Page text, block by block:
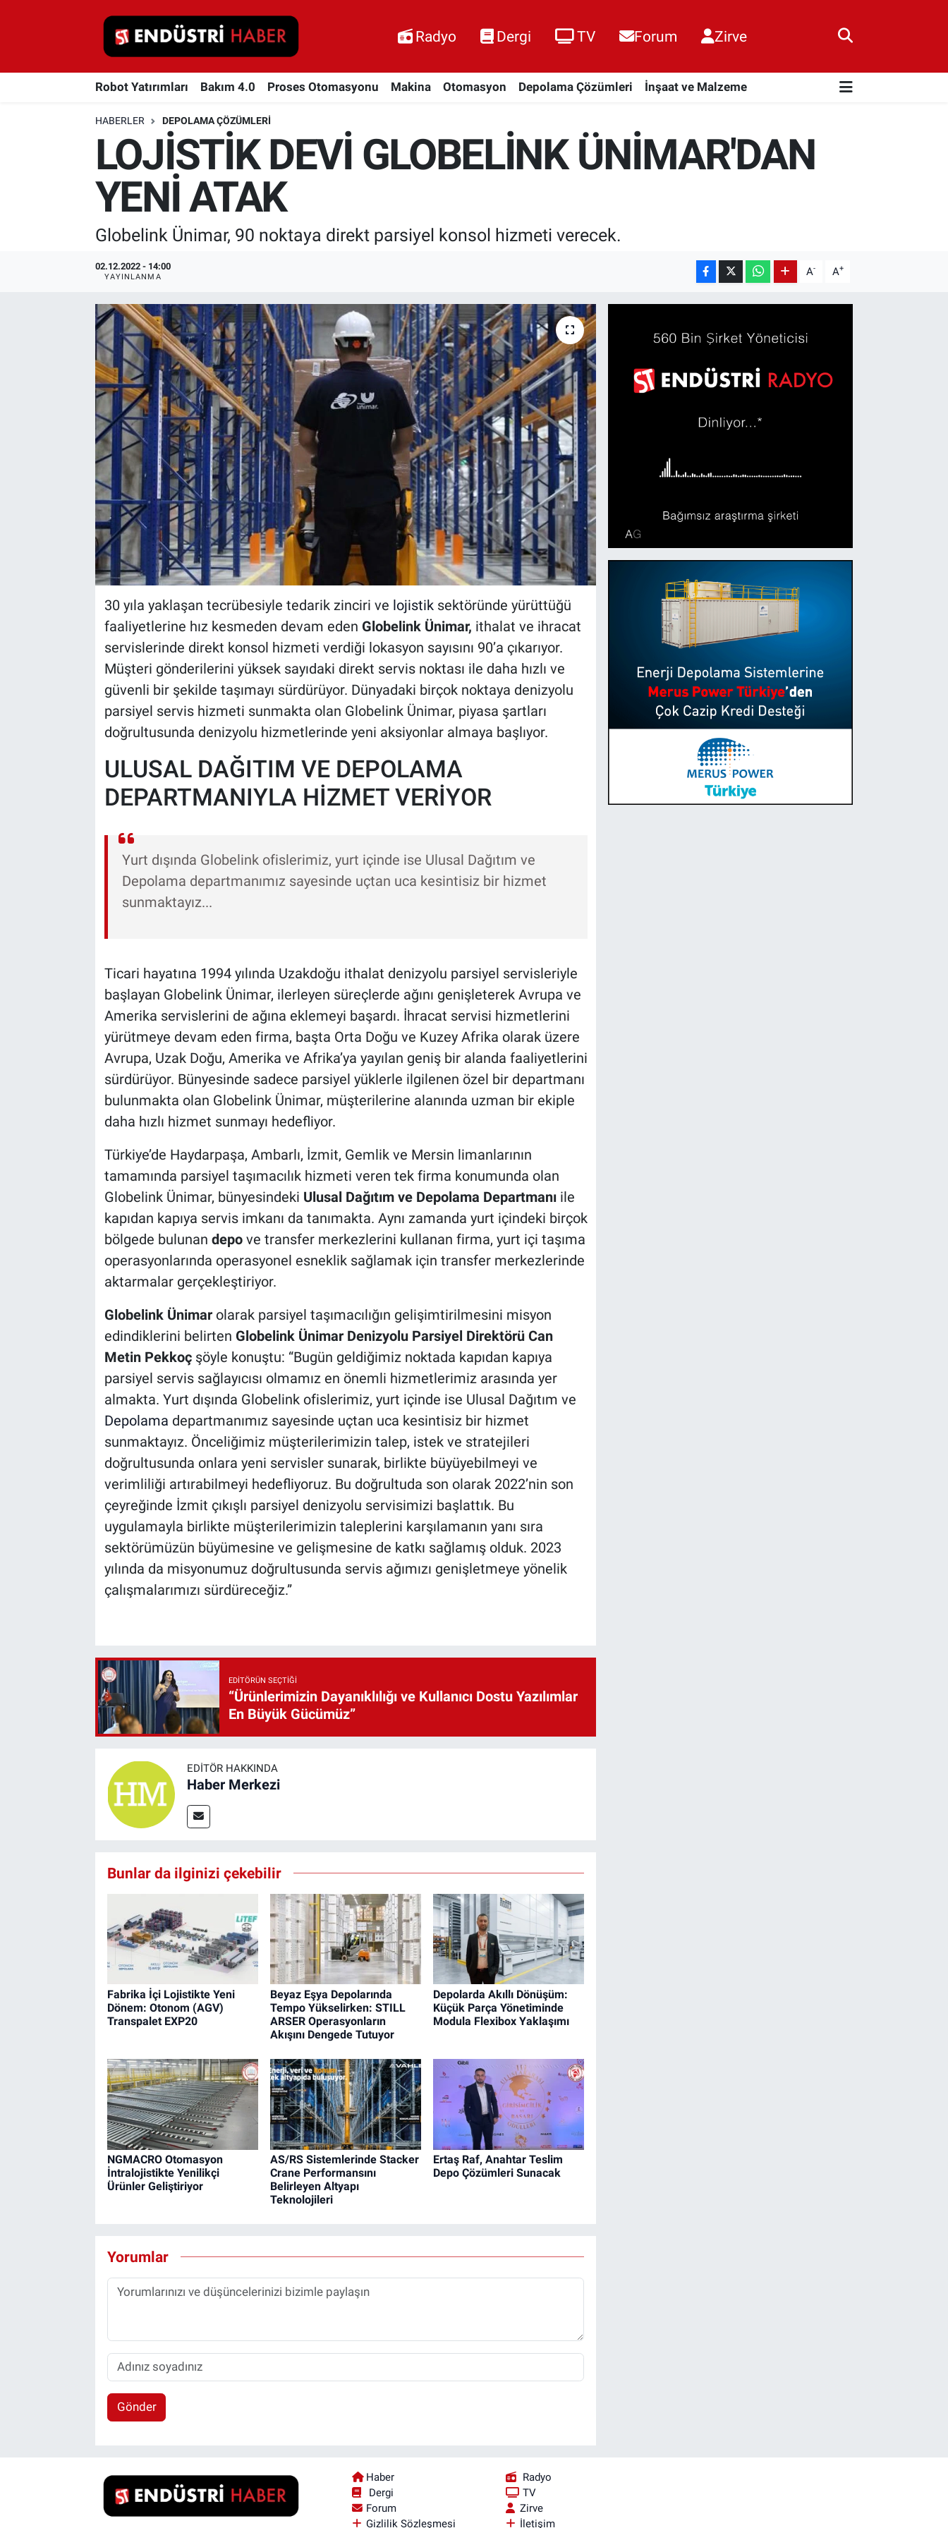
Radyo Dergi TV Forum Zirve
Robot Yatırımları Bakım 4.0 Proses Otomasyonu Makina Otomasyon Depolama Çözümleri İnşaat ve Malzeme
HABERLER DEPOLAMA ÇÖZÜMLERI
LOJİSTİK DEVİ GLOBELİNK ÜNİMAR'DAN
YENİ ATAK
Globelink Ünimar, 90 noktaya direkt parsiyel konsol hizmeti verecek.
02.12.2022 - 14:00
YAYINLANMA A- A+
30 yıla yaklaşan tecrübesiyle tedarik zinciri ve lojistiksektöründe yürüttüğü
faaliyetlerine hız kesmeden devam eden Globelink Ünimar, ithalat ve ihracat
servislerinde direkt konsol hizmeti verdiği lokasyon sayısını 90’a çıkarıyor.
Müşteri gönderilerini yüksek sayıdaki direkt servis noktası ile daha hızlı ve
güvenli bir şekilde taşımayı sürdürüyor. Dünyadaki birçok noktaya denizyolu
parsiyel servis hizmeti sunmakta olan Globelink Ünimar, piyasa şartları
doğrultusunda denizyolu hizmetlerinde yeni aksiyonlar almaya başlıyor.
ULUSAL DAĞITIM VE DEPOLAMA
DEPARTMANIYLA HİZMET VERİYOR
Yurt dışında Globelink ofislerimiz, yurt içinde ise Ulusal Dağıtım ve
Depolama departmanımız sayesinde uçtan uca kesintisiz bir hizmet
sunmaktayız...
Ticari hayatına 1994 yılında Uzakdoğu ithalat denizyolu parsiyel servisleriyle
başlayan Globelink Ünimar, ilerleyen süreçlerde ağını genişleterek Avrupa ve
Amerika servislerini de ağına eklemeyi başardı. İhracat servisi hizmetlerini
yürütmeye devam eden firma, başta Orta Doğu ve Kuzey Afrika olarak üzere
Avrupa, Uzak Doğu, Amerika ve Afrika’ya yayılan geniş bir alanda faaliyetlerini
sürdürüyor. Bünyesinde sadece parsiyel yüklerle ilgilenen özel bir departmanı
bulunmakta olan Globelink Ünimar, müşterilerine alanında uzman bir ekiple
daha hızlı hizmet sunmayı hedefliyor.
Türkiye’de Haydarpaşa, Ambarlı, İzmit, Gemlik ve Mersin limanlarının
tamamında parsiyel taşımacılık hizmeti veren tek firma konumunda olan
Globelink Ünimar, bünyesindeki Ulusal Dağıtım ve Depolama Departmanıile
kapıdan kapıya servis imkanı da tanımakta. Aynı zamanda yurt içindeki birçok
bölgede bulunan depo ve transfer merkezlerini kullanan firma, yurt içi taşıma
operasyonlarında operasyonel esneklik sağlamak için transfer merkezlerinde
aktarmalar gerçekleştiriyor.
Globelink Ünimarolarak parsiyel taşımacılığın gelişimtirilmesini misyon
edindiklerini belirten Globelink Ünimar Denizyolu Parsiyel Direktörü Can
Metin Pekkoç şöyle konuştu: “Bugün geldiğimiz noktada kapıdan kapıya
parsiyel servis sağlayıcısı olmamız en önemli hizmetlerimiz arasında yer
almakta. Yurt dışında Globelink ofislerimiz, yurt içinde ise Ulusal Dağıtım ve
Depolama departmanımız sayesinde uçtan uca kesintisiz bir hizmet
sunmaktayız. Önceliğimiz müşterilerimizin talep, istek ve stratejileri
doğrultusunda onlara yeni servisler sunarak, birlikte büyüyebilmeyi ve
verimliliği artırabilmeyi hedefliyoruz. Bu doğrultuda son olarak 2022’nin son
çeyreğinde İzmit çıkışlı parsiyel denizyolu servisimizi başlattık. Bu
uygulamayla birlikte müşterilerimizin taleplerini karşılamanın yanı sıra
sektörümüzün büyümesine ve gelişmesine de katkı sağlamış olduk. 2023
yılında da misyonumuz doğrultusunda servis ağımızı genişletmeye yönelik
çalışmalarımızı sürdüreceğiz.”
EDITÖRÜN SEÇTIĞI
“Ürünlerimizin Dayanıklılığı ve Kullanıcı Dostu Yazılımlar
En Büyük Gücümüz”
EDITÖR HAKKINDA
Haber Merkezi
Bunlar da ilginizi çekebilir
Fabrika İçi Lojistikte Yeni
Dönem: Otonom (AGV)
Transpalet EXP20
Beyaz Eşya Depolarında
Tempo Yükselirken: STILL
ARSER Operasyonların
Akışını Dengede Tutuyor
Depolarda Akıllı Dönüşüm:
Küçük Parça Yönetiminde
Modula Flexibox Yaklaşımı
NGMACRO Otomasyon
İntralojistikte Yenilikçi
Ürünler Geliştiriyor
AS/RS Sistemlerinde Stacker
Crane Performansını
Belirleyen Altyapı
Teknolojileri
Ertaş Raf, Anahtar Teslim
Depo Çözümleri Sunacak
Yorumlar
Gönder
Haber
Radyo
Dergi
TV
Forum
Zirve
Gizlilik Sözleşmesi
İletişim
Robot Yatırımları
Proses Otomasyonu
Otomasyon
Depolama Çözümleri
İnşaat ve Malzeme
HaberOrtak
EndüstriST
Enerjisini Üreten Fabrikalar
Endüstri 4.0 Uygulamaları
Ağır Sanayi Çözümleri